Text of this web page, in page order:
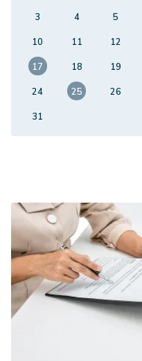
3
4 5
10
11 12
17
18 19
24
25 26
31